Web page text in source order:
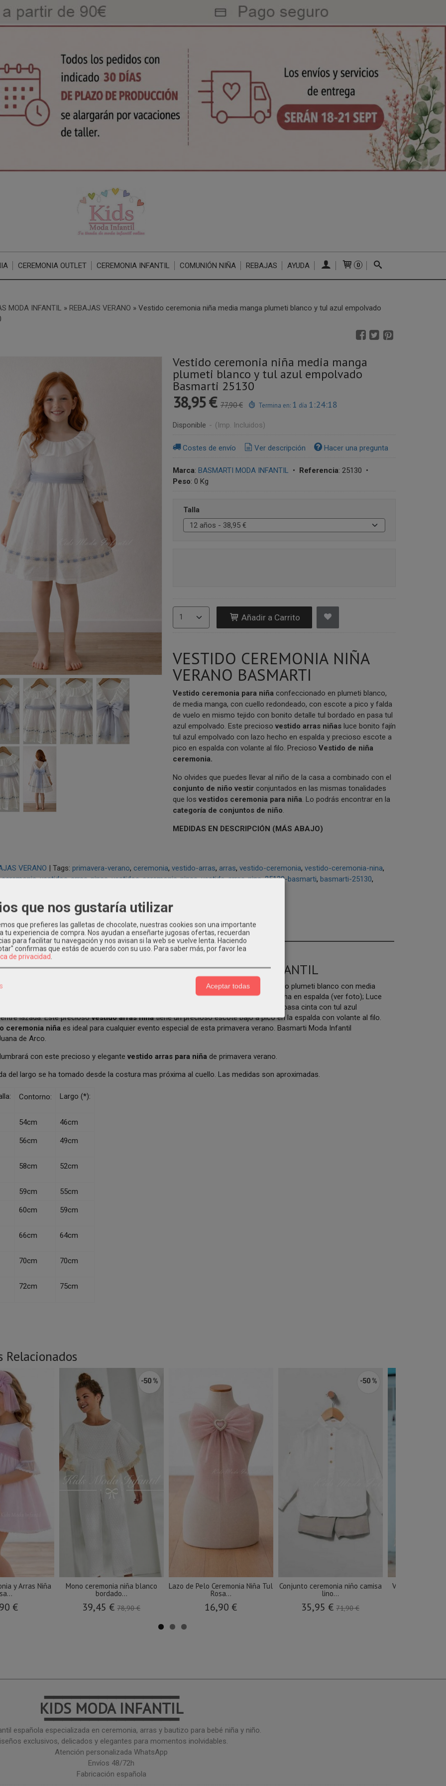
CEREMONIA OUTLET CEREMONIA INFANTIL COMUNIÓN NIÑA REBAJAS AYUDA 0
MODA INFANTIL » REBAJAS VERANO » Vestido ceremonia niña media manga plumeti blanco y tul azul empolvado
Vestido ceremonia niña media manga
plumeti blanco y tul azul empolvado
Basmarti 25130
38,95 € 77,90 € Termina en: 1 día 1:24:17
Disponible - (Imp. Incluidos)
Costes de envío Ver descripción Hacer una pregunta
Marca: BASMARTI MODA INFANTIL • Referencia: 25130 •
Peso: 0 Kg
Talla
Añadir a Carrito
VESTIDO CEREMONIA NIÑA
VERANO BASMARTI
Vestido ceremonia para niñaconfeccionado en plumeti blanco,
de media manga, con cuello redondeado, con escote a pico y falda
de vuelo en mismo tejido con bonito detalle tul bordado en pasa tul
azul empolvado. Este precioso vestido arras niñasluce bonito fajín
tul azul empolvado con lazo hecho en espalda y precioso escote a
pico en espalda con volante al filo. Precioso Vestido de niña
ceremonia.
No olvides que puedes llevar al niño de la casa a combinado con el
conjunto de niño vestir conjuntados en las mismas tonalidades
que los vestidos ceremonia para niña. Lo podrás encontrar en la
categoría de conjuntos de niño.
MEDIDAS EN DESCRIPCIÓN (MÁS ABAJO)
VERANO | Tags: primavera-verano ceremonia vestido-arras arras vestido-ceremonia vestido-ceremonia-nina
vestidos-arras-ninas vestidos-ceremonia-ninas vestido-arras-nina 25130-basmarti basmarti-25130
COSTES DE ENVÍO COMENTARIOS
NIÑA CEREMONIA BASMARTÍ EN KIDS MODA INFANTIL
ceremonia niña
de talle alto con falda de vuelo, con cuerpo en un precioso tejido plumeti blanco con media
cuello redondeado con volante, con bonito fajín de tul azul empolvado con lazada hecha en espalda (ver foto); Luce
de vuelo confeccionada en tejido plumeti blanco con una bonita tira de tul bordada pasa cinta con tul azul
lazada. Este preciosovestido arras niñatiene un precioso escote bajo a pico en la espalda con volante al filo.
ceremonia niña es ideal para cualquier evento especial de esta primavera verano. Basmarti Moda Infantil
de Arco.
con este precioso y elegantevestido arras para niña de primavera verano.
del largo se ha tomado desde la costura mas próxima al cuello. Las medidas son aproximadas.
Contorno: Largo (*):
54cm
46cm
56cm 49cm
58cm 52cm
59cm
55cm
60cm 59cm
66cm 64cm
70cm 70cm
72cm 75cm
Relacionados
y Arras Niña
€
-50 %
Mono ceremonia niña blanco
bordado...
39,45 €78,90 €
Lazo de Pelo Ceremonia Niña Tul
Rosa...
16,90 €
-50 %
Conjunto ceremonia niño camisa
lino...
35,95 €71,90 €
Vestido
━━━━━━━━━━━━━━━
KIDS MODA INFANTIL
━━━━━━━━━━━━━━━
española especializada en ceremonia, arras y bautizo para bebé niña y niño.
exclusivos, delicados y elegantes para momentos inolvidables.
Atención personalizada WhatsApp
Envíos 48/72h
Fabricación española
que nos gustaría utilizar
que prefieres las galletas de chocolate, nuestras cookies son una importante
tu experiencia de compra. Nos ayudan a enseñarte jugosas ofertas, recuerdan
para facilitar tu navegación y nos avisan si la web se vuelve lenta. Haciendo
confirmas que estás de acuerdo con su uso. Para saber más, por favor lea
de privacidad
Aceptar todas